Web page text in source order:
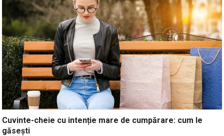
Cuvinte-cheie cu intenție mare de cumpărare: cum le
găsești